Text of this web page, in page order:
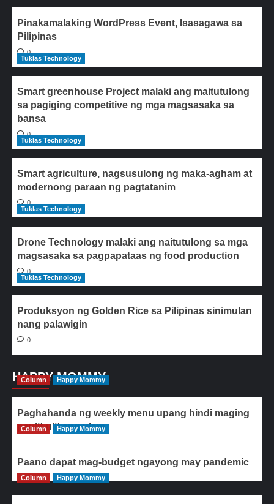
Pinakamalaking WordPress Event, Isasagawa sa
Pilipinas
0
Tuklas Technology
Smart greenhouse Project malaki ang maitutulong
sa pagiging competitive ng mga magsasaka sa
bansa
0
Tuklas Technology
Smart agriculture, nagsusulong ng maka-agham at
modernong paraan ng pagtatanim
0
Tuklas Technology
Drone Technology malaki ang naitutulong sa mga
magsasaka sa pagpapataas ng food production
0
Tuklas Technology
Produksyon ng Golden Rice sa Pilipinas sinimulan
nang palawigin
0
HAPPY MOMMY
Column Happy Mommy
Paghahanda ng weekly menu upang hindi maging
paulit-ulit ang ulam
Column Happy Mommy
Paano dapat mag-budget ngayong may pandemic
Column Happy Mommy